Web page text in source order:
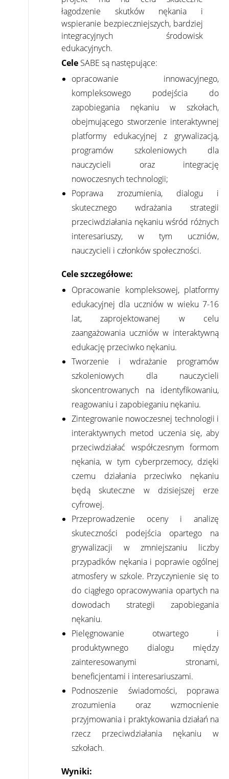
łagodzenie skutków nękania i
wspieranie bezpieczniejszych, bardziej
integracyjnych środowisk
edukacyjnych.
Cele SABE są następujące:
opracowanie innowacyjnego,
kompleksowego podejścia do
zapobiegania nękaniu w szkołach,
obejmującego stworzenie interaktywnej
platformy edukacyjnej z grywalizacją,
programów szkoleniowych dla
nauczycieli oraz integrację
nowoczesnych technologii;
Poprawa zrozumienia, dialogu i
skutecznego wdrażania strategii
przeciwdziałania nękaniu wśród różnych
interesariuszy, w tym uczniów,
nauczycieli i członków społeczności.
Cele szczegółowe:
Opracowanie kompleksowej, platformy
edukacyjnej dla uczniów w wieku 7-16
lat, zaprojektowanej w celu
zaangażowania uczniów w interaktywną
edukację przeciwko nękaniu.
Tworzenie i wdrażanie programów
szkoleniowych dla nauczycieli
skoncentrowanych na identyfikowaniu,
reagowaniu i zapobieganiu nękaniu.
Zintegrowanie nowoczesnej technologii i
interaktywnych metod uczenia się, aby
przeciwdziałać współczesnym formom
nękania, w tym cyberprzemocy, dzięki
czemu działania przeciwko nękaniu
będą skuteczne w dzisiejszej erze
cyfrowej.
Przeprowadzenie oceny i analizę
skuteczności podejścia opartego na
grywalizacji w zmniejszaniu liczby
przypadków nękania i poprawie ogólnej
atmosfery w szkole. Przyczynienie się to
do ciągłego opracowywania opartych na
dowodach strategii zapobiegania
nękaniu.
Pielęgnowanie otwartego i
produktywnego dialogu między
zainteresowanymi stronami,
beneficjentami i interesariuszami.
Podnoszenie świadomości, poprawa
zrozumienia oraz wzmocnienie
przyjmowania i praktykowania działań na
rzecz przeciwdziałania nękaniu w
szkołach.
Wyniki: